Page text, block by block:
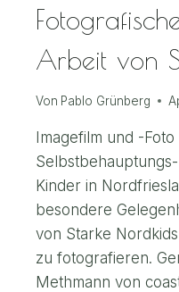
Arbeit von
Von Pablo Grünberg
Imagefilm und -
Kinder in
besondere
von Starke
zu fotografieren.
Methmann von